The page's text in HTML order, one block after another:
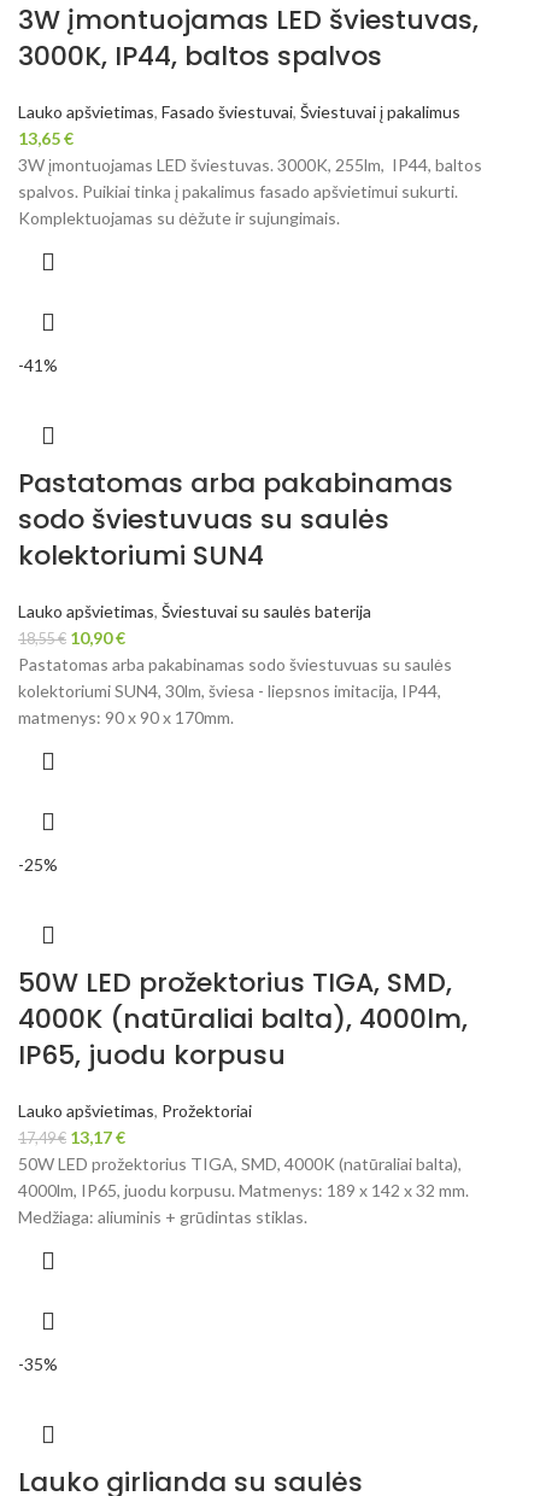
3W įmontuojamas LED šviestuvas,
3000K, IP44, baltos spalvos
Lauko apšvietimas, Fasado šviestuvai, Šviestuvai į pakalimus
13,65€
3W įmontuojamas LED šviestuvas. 3000K, 255lm, IP44, baltos
spalvos. Puikiai tinka į pakalimus fasado apšvietimui sukurti.
Komplektuojamas su dėžute ir sujungimais.
-41%
Pastatomas arba pakabinamas
sodo šviestuvuas su saulės
kolektoriumi SUN4
Lauko apšvietimas, Šviestuvai su saulės baterija
18,55€ 10,90€
Pastatomas arba pakabinamas sodo šviestuvuas su saulės
kolektoriumi SUN4, 30lm, šviesa - liepsnos imitacija, IP44,
matmenys: 90 x 90 x 170mm.
-25%
50W LED prožektorius TIGA, SMD,
4000K (natūraliai balta), 4000lm,
IP65, juodu korpusu
Lauko apšvietimas, Prožektoriai
17,49€ 13,17€
50W LED prožektorius TIGA, SMD, 4000K (natūraliai balta),
4000lm, IP65, juodu korpusu. Matmenys: 189 x 142 x 32 mm.
Medžiaga: aliuminis + grūdintas stiklas.
-35%
Lauko girlianda su saulės